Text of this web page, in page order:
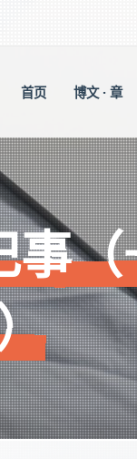
首页 博文 · 章
事